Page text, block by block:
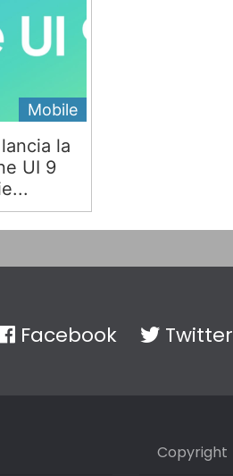
Mobile
la
UI 9
Facebook Twitter
Copyright